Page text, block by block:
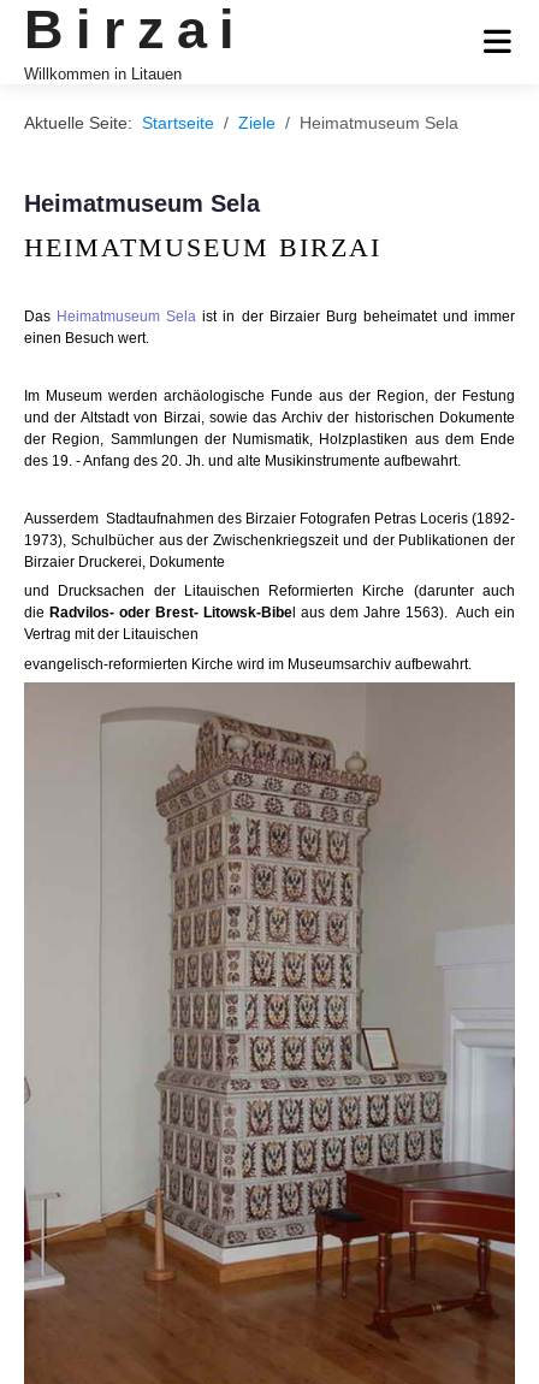
Birzai
Willkommen in Litauen
Aktuelle Seite: Startseite Ziele Heimatmuseum Sela
Heimatmuseum Sela
HEIMATMUSEUM BIRZAI
Das Heimatmuseum Sela ist in der Birzaier Burg beheimatet und immer
einen Besuch wert.
Im Museum werden archäologische Funde aus der Region, der Festung
und der Altstadt von Birzai, sowie das Archiv der historischen Dokumente
der Region, Sammlungen der Numismatik, Holzplastiken aus dem Ende
des 19. - Anfang des 20. Jh. und alte Musikinstrumente aufbewahrt.
Ausserdem Stadtaufnahmen des Birzaier Fotografen Petras Loceris (1892-
1973), Schulbücher aus der Zwischenkriegszeit und der Publikationen der
Birzaier Druckerei, Dokumente
und Drucksachen der Litauischen Reformierten Kirche (darunter auch
die Radvilos- oder Brest- Litowsk-Bibe l aus dem Jahre 1563). Auch ein
Vertrag mit der Litauischen
evangelisch-reformierten Kirche wird im Museumsarchiv aufbewahrt.